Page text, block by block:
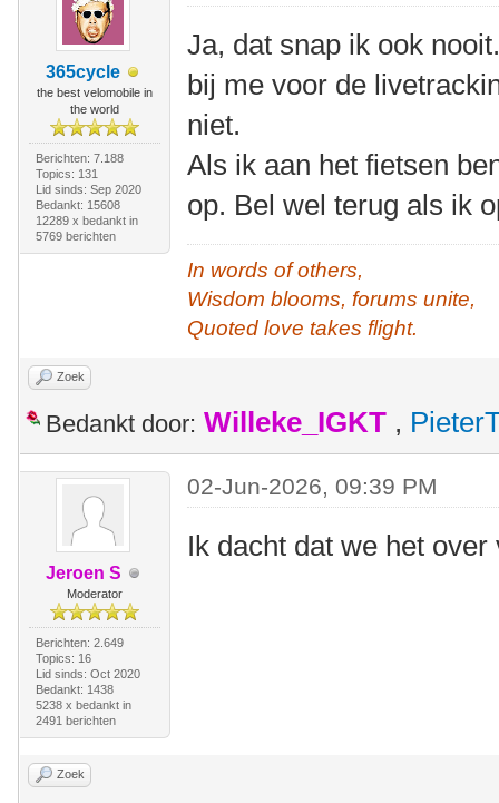
365cycle
the best velomobile in
the world
Berichten: 7.188
Topics: 131
Lid sinds: Sep 2020
Bedankt: 15608
12289 x bedankt in
5769 berichten
Ja, dat snap ik ook
bij me voor de
niet.
Als ik aan het fietsen
op. Bel wel terug als ik
In words of others,
Wisdom blooms, forums unite,
Quoted love takes flight.
Zoek
Bedankt door: Willeke_IGKT ,
Jeroen S
Moderator
Berichten: 2.649
Topics: 16
Lid sinds: Oct 2020
Bedankt: 1438
5238 x bedankt in
2491 berichten
02-Jun-2026, 09:39 PM
Ik dacht dat we het
Zoek